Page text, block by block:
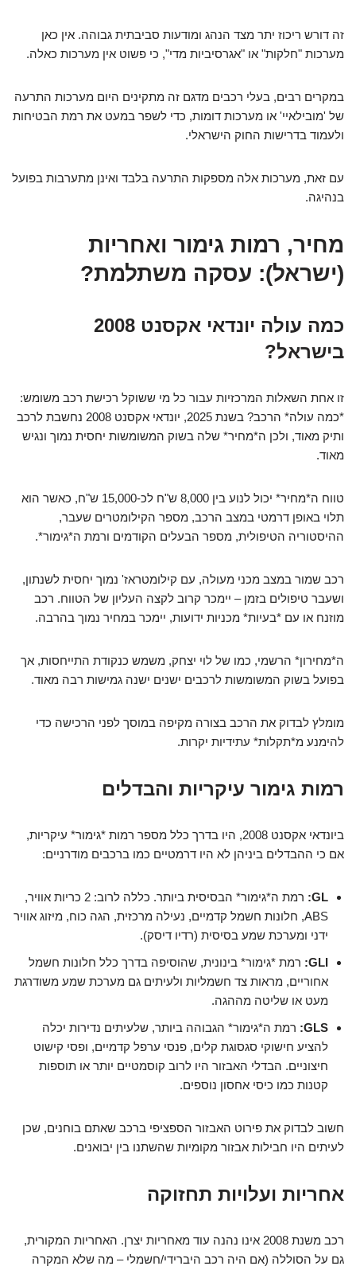
זה דורש ריכוז יתר מצד הנהג ומודעות סביבתית גבוהה. אין כאן
מערכות "חלקות" או "אגרסיביות מדי", כי פשוט אין מערכות כאלה.
במקרים רבים, בעלי רכבים מדגם זה מתקינים היום מערכות התרעה
של 'מובילאיי' או מערכות דומות, כדי לשפר במעט את רמת הבטיחות
ולעמוד בדרישות החוק הישראלי.
עם זאת, מערכות אלה מספקות התרעה בלבד ואינן מתערבות בפועל
בנהיגה.
מחיר, רמות גימור ואחריות
(ישראל): עסקה משתלמת?
כמה עולה יונדאי אקסנט 2008
בישראל?
זו אחת השאלות המרכזיות עבור כל מי ששוקל רכישת רכב משומש:
*כמה עולה* הרכב? בשנת 2025, יונדאי אקסנט 2008 נחשבת לרכב
ותיק מאוד, ולכן ה*מחיר* שלה בשוק המשומשות יחסית נמוך ונגיש
מאוד.
טווח ה*מחיר* יכול לנוע בין 8,000 ש"ח לכ-15,000 ש"ח, כאשר הוא
תלוי באופן דרמטי במצב הרכב, מספר הקילומטרים שעבר,
ההיסטוריה הטיפולית, מספר הבעלים הקודמים ורמת ה*גימור*.
רכב שמור במצב מכני מעולה, עם קילומטראז' נמוך יחסית לשנתון,
ושעבר טיפולים בזמן – יימכר קרוב לקצה העליון של הטווח. רכב
מוזנח או עם *בעיות* מכניות ידועות, יימכר במחיר נמוך בהרבה.
ה*מחירון* הרשמי, כמו של לוי יצחק, משמש כנקודת התייחסות, אך
בפועל בשוק המשומשות לרכבים ישנים ישנה גמישות רבה מאוד.
מומלץ לבדוק את הרכב בצורה מקיפה במוסך לפני הרכישה כדי
להימנע מ*תקלות* עתידיות יקרות.
רמות גימור עיקריות והבדלים
ביונדאי אקסנט 2008, היו בדרך כלל מספר רמות *גימור* עיקריות,
אם כי ההבדלים ביניהן לא היו דרמטיים כמו ברכבים מודרניים:
GL:
רמת ה*גימור* הבסיסית ביותר. כללה לרוב: 2 כריות אוויר,
ABS, חלונות חשמל קדמיים, נעילה מרכזית, הגה כוח, מיזוג אוויר
ידני ומערכת שמע בסיסית (רדיו דיסק).
GLI: רמת *גימור* בינונית, שהוסיפה בדרך כלל חלונות חשמל
אחוריים, מראות צד חשמליות ולעיתים גם מערכת שמע משודרגת
מעט או שליטה מההגה.
GLS: רמת ה*גימור* הגבוהה ביותר, שלעיתים נדירות יכלה
להציע חישוקי סגסוגת קלים, פנסי ערפל קדמיים, ופסי קישוט
חיצוניים. הבדלי האבזור היו לרוב קוסמטיים יותר או תוספות
קטנות כמו כיסי אחסון נוספים.
חשוב לבדוק את פירוט האבזור הספציפי ברכב שאתם בוחנים, שכן
לעיתים היו חבילות אבזור מקומיות שהשתנו בין יבואנים.
אחריות ועלויות תחזוקה
רכב משנת 2008 אינו נהנה עוד מאחריות יצרן. האחריות המקורית,
גם על הסוללה (אם היה רכב היברידי/חשמלי – מה שלא המקרה